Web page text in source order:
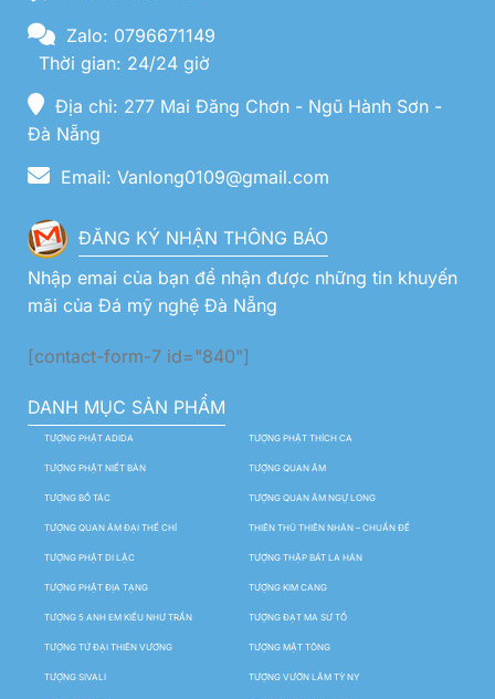
Zalo: 0796671149
Thời gian: 24/24 giờ
Địa chỉ: 277 Mai Đăng Chơn - Ngũ Hành Sơn -
Đà Nẵng
Email: Vanlong0109@gmail.com
ĐĂNG KÝ NHẬN THÔNG BÁO
Nhập emai của bạn để nhận được những tin khuyến
mãi của Đá mỹ nghệ Đà Nẵng
[contact-form-7 id="840"]
DANH MỤC SẢN PHẨM
TƯỢNG PHẬT ADIDA TƯỢNG PHẬT THÍCH CA
TƯỢNG PHẬT NIẾT BÀN TƯỢNG QUAN ÂM
TƯỢNG BỒ TÁC TƯỢNG QUAN ÂM NGỰ LONG
TƯỢNG QUAN ÂM ĐẠI THẾ CHÍ THIÊN THỦ THIÊN NHÃN – CHUẨN ĐỀ
TƯỢNG PHẬT DI LẶC TƯỢNG THẬP BÁT LA HÁN
TƯỢNG PHẬT ĐỊA TẠNG TƯỢNG KIM CANG
TƯỢNG 5 ANH EM KIỀU NHƯ TRẦN TƯỢNG ĐẠT MA SƯ TỔ
TƯỢNG TỨ ĐẠI THIÊN VƯƠNG TƯỢNG MẬT TÔNG
TƯỢNG SIVALI TƯỢNG VƯỜN LÂM TỲ NY